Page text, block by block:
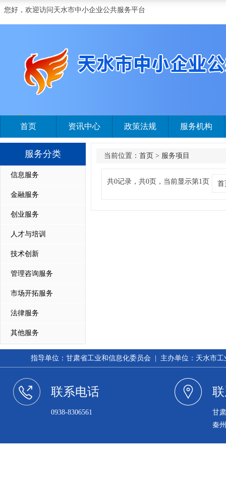
您好，欢迎访问天水市中小企业公共服务平台
首页 资讯中心 政策法规 服务机构
服务分类
信息服务
金融服务
创业服务
人才与培训
技术创新
管理咨询服务
市场开拓服务
法律服务
其他服务
当前位置： 首页 > 服务项目
共0记录，共0页，当前显示第1页 首
指导单位：甘肃省工业和信息化委员会 | 主办单位：天水市
联系电话
0938-8306561
甘
秦